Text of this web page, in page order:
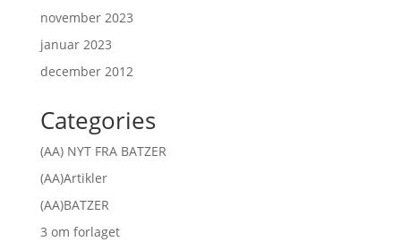
november 2023
januar 2023
december 2012
Categories
(AA) NYT FRA BATZER
(AA)Artikler
(AA)BATZER
3 om forlaget